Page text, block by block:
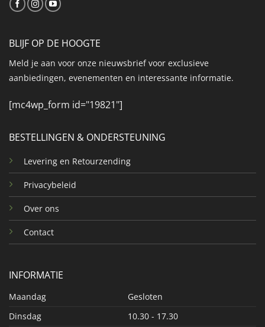
BESTELLINGEN & ONDERSTEUNING
Levering en Retourzending
Privacybeleid
Over ons
Contact
INFORMATIE
Maandag
Gesloten
Dinsdag
10.30 - 17.30
BLIJF OP DE HOOGTE
Meld je aan voor onze nieuwsbrief voor exclusieve
aanbiedingen, evenementen en interessante informatie.
[mc4wp_form id="19821"]